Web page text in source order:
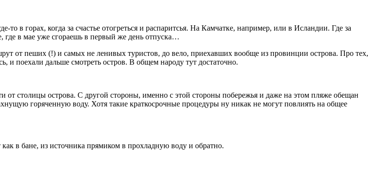
в горах, когда за счастье отогреться и распаритсья. На Камчатке, например, или в Исландии. Где за
где в мае уже сгораешь в первый же день отпуска…
от пеших (!) и самых не ленивых туристов, до вело, приехавших вообще из провинции острова. Про тех,
и поехали дальше смотреть остров. В общем народу тут достаточно.
от столицы острова. С другой стороны, именно с этой стороны побережья и даже на этом пляже обещан
горяченную воду. Хотя такие краткосрочные процедуры ну никак не могут повлиять на общее
в бане, из источника прямиком в прохладную воду и обратно.